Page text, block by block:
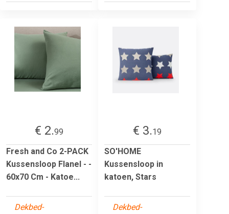
€ 2.99
Fresh and Co 2-PACK
Kussensloop Flanel - -
60x70 Cm - Katoe...
Dekbed-
€ 3.19
SO'HOME
Kussensloop in
katoen, Stars
Dekbed-